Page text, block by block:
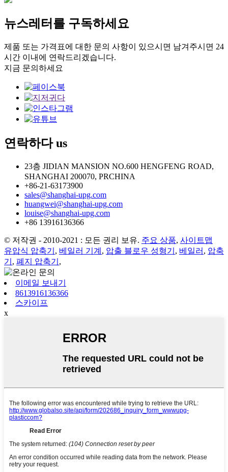
뉴스레터를 구독하세요
제품 또는 가격표에 대한 문의 사항이 있으시면 남겨주시면 24
시간 이내에 연락드리겠습니다.
지금 문의하세요
연락하다us
23층 JIDIAN MANSION NO.600 HENGFENG ROAD,
SHANGHAI 200070, PRCHINA
+86-21-63173900
sales@shanghai-upg.com
huangwei@shanghai-upg.com
louise@shanghai-upg.com
+86 13916136366
© 저작권 - 2010-2021 : 모든 권리 보유. 주요 상품, 사이트맵
유압식 압축기 , 베일러 기계 , 압출 블로우 성형기 , 베일러 , 압축
기 , 폐지 압축기 ,
이메일 보내기
8613916136366
스카이프
x